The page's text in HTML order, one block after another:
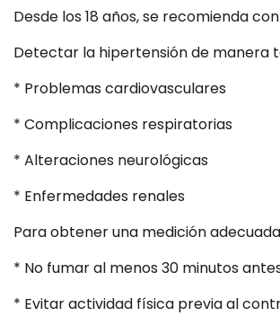
Desde los 18 años, se recomienda
Detectar la hipertensión de manera
* Problemas cardiovasculares
* Complicaciones respiratorias
* Alteraciones neurológicas
* Enfermedades renales
Para obtener una medición
* No fumar al menos 30 minutos
* Evitar actividad física previa al